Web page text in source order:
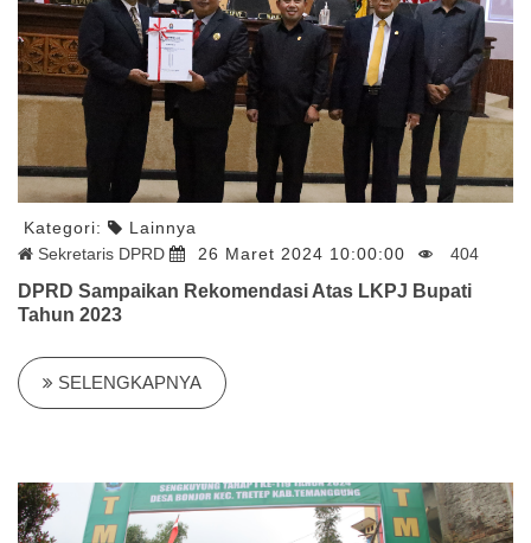
Kategori:
Lainnya
Sekretaris DPRD
26 Maret 2024 10:00:00 404
DPRD Sampaikan Rekomendasi Atas LKPJ Bupati
Tahun 2023
SELENGKAPNYA